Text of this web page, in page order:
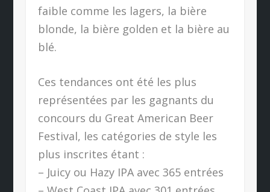
faible comme les lagers, la bière
blonde, la bière golden et la bière au
blé.
Ces tendances ont été les plus
représentées par les gagnants du
concours du Great American Beer
Festival, les catégories de style les
plus inscrites étant :
– Juicy ou Hazy IPA avec 365 entrées